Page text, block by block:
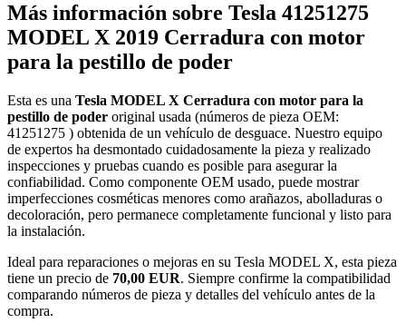
Más información sobre Tesla 41251275
MODEL X 2019 Cerradura con motor
para la pestillo de poder
Esta es una Tesla MODEL X Cerradura con motor para la
pestillo de poder original usada (números de pieza OEM:
41251275 ) obtenida de un vehículo de desguace. Nuestro equipo
de expertos ha desmontado cuidadosamente la pieza y realizado
inspecciones y pruebas cuando es posible para asegurar la
confiabilidad. Como componente OEM usado, puede mostrar
imperfecciones cosméticas menores como arañazos, abolladuras o
decoloración, pero permanece completamente funcional y listo para
la instalación.
Ideal para reparaciones o mejoras en su Tesla MODEL X, esta pieza
tiene un precio de 70,00 EUR. Siempre confirme la compatibilidad
comparando números de pieza y detalles del vehículo antes de la
compra.